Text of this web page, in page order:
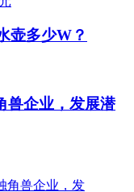
壶多少W？
兽企业，发展潜